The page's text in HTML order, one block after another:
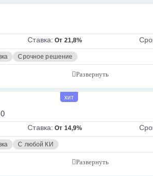
Ставка: От 21,8%
Срочное решение
хит
Ставка: От 14,9%
С любой КИ